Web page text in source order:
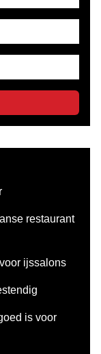
restaurant
ijssalons
is voor